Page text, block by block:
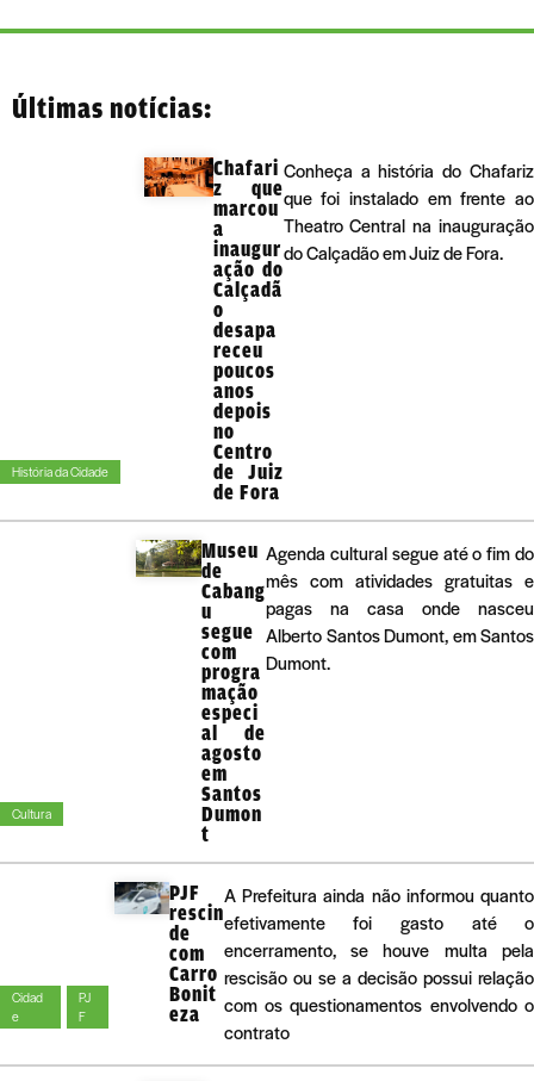
Últimas notícias:
História da Cidade
Chafari
z que
marcou
a
inaugur
ação do
Calçadã
o
desapa
receu
poucos
anos
depois
no
Centro
de Juiz
de Fora
Conheça a história do Chafariz
que foi instalado em frente ao
Theatro Central na inauguração
do Calçadão em Juiz de Fora.
Cultura
Museu
de
Cabang
u
segue
com
progra
mação
especi
al de
agosto
em
Santos
Dumon
t
Agenda cultural segue até o fim do
mês com atividades gratuitas e
pagas na casa onde nasceu
Alberto Santos Dumont, em Santos
Dumont.
Cidad
e
PJ
F
PJF
rescin
de
com
Carro
Bonit
eza
A Prefeitura ainda não informou quanto
efetivamente foi gasto até o
encerramento, se houve multa pela
rescisão ou se a decisão possui relação
com os questionamentos envolvendo o
contrato